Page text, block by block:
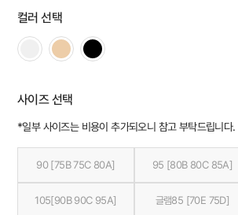
컬러 선택
사이즈 선택
*일부 사이즈는 비용이 추가되오니 참고 부탁드립니다.
90 [75B 75C 80A] 95 [80B 80C 85A]
105[90B 90C 95A] 글램85 [70E 75D]